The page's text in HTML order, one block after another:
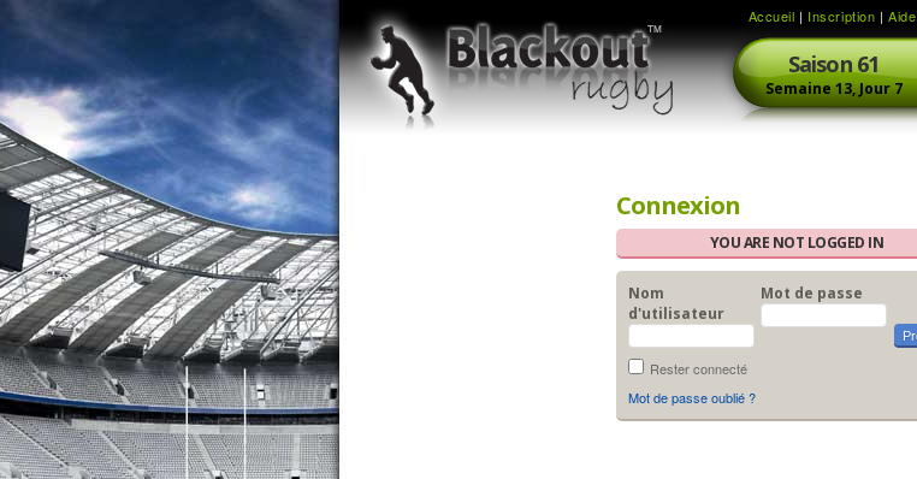
Accueil | Inscription | Aide
Saison61
Semaine13,Jour7
Connexion
YOU ARE NOT LOGGED IN
Nom
d'utilisateur
Mot de passe
Rester connecté
Mot de passe oublié ?